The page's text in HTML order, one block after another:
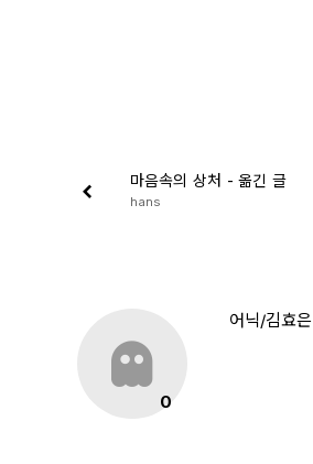
마음속의 상처 - 옮긴 글
hans
0
어닉/김효은